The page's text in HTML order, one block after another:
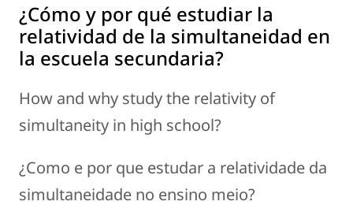
¿Cómo y por qué estudiar la
relatividad de la simultaneidad en
la escuela secundaria?
How and why study the relativity of
simultaneity in high school?
¿Como e por que estudar a relatividade da
simultaneidade no ensino meio?